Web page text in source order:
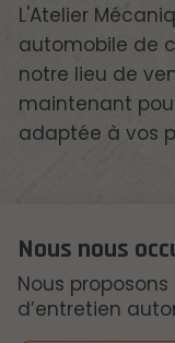
L'Atelier
automobile de
notre lieu de
maintenant
adaptée à vos
Nous nous
Nous
d’entretien